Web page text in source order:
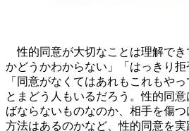
性的同意が大切なことは理解でき
かどうかわからない」「はっきり拒
「同意がなくてはあれもこれもや
とまどう人もいるだろう。性的同
ばならないものなのか、相手を傷
方法はあるのかなど、性的同意を